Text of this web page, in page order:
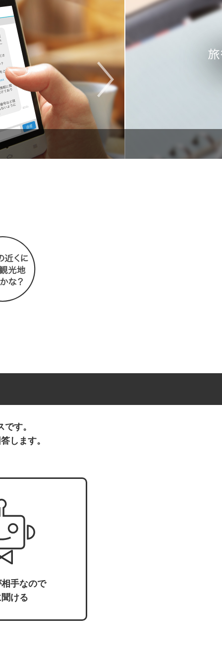
す。
します。
手なので
ける